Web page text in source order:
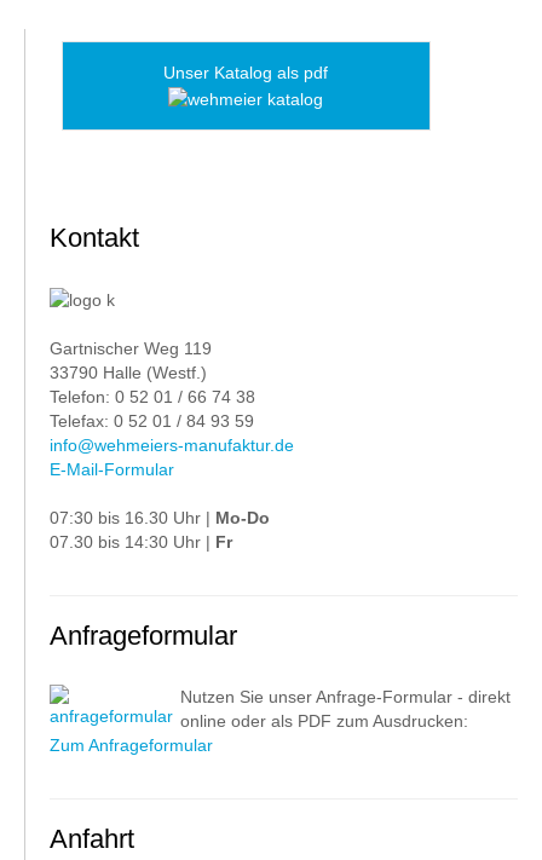
Unser Katalog als pdf
Kontakt
Gartnischer Weg 119
33790 Halle (Westf.)
Telefon: 0 52 01 / 66 74 38
Telefax: 0 52 01 / 84 93 59
info@wehmeiers-manufaktur.de
E-Mail-Formular
07:30 bis 16.30 Uhr | Mo-Do
07.30 bis 14:30 Uhr | Fr
Anfrageformular
Nutzen Sie unser Anfrage-Formular - direkt
online oder als PDF zum Ausdrucken:
Zum Anfrageformular
Anfahrt